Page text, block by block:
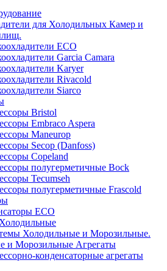
для Холодильных Камер и
ECO
Garcia Camara
Karyer
Rivacold
Siarco
Bristol
Embraco Aspera
Maneurop
Secop (Danfoss)
Copeland
полугерметичные Bock
Tecumseh
полугерметичные Frascold
ECO
Холодильные и Морозильные.
и Морозильные Агрегаты
конденсаторные агрегаты